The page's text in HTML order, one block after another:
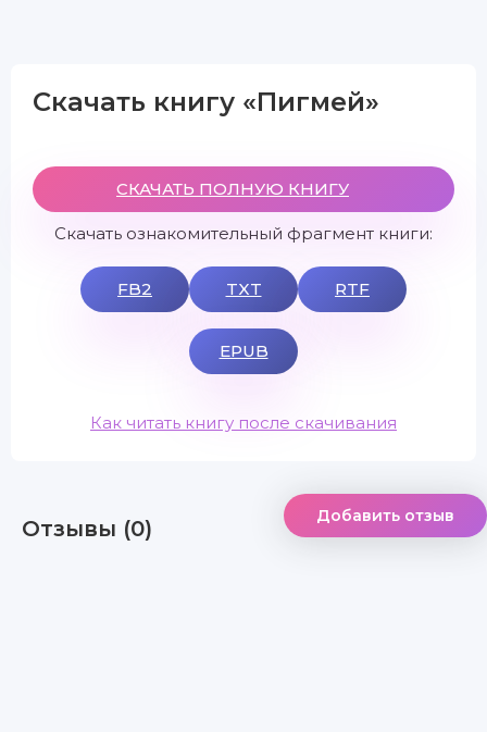
Скачать книгу «Пигмей»
СКАЧАТЬ ПОЛНУЮ КНИГУ
Скачать ознакомительный фрагмент книги:
FB2 TXT RTF
EPUB
Как читать книгу после скачивания
Отзывы (0) Добавить отзыв